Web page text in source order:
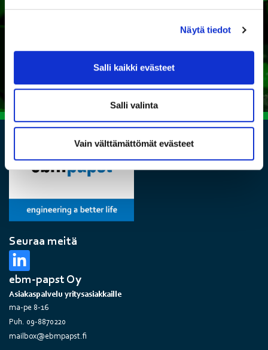
Näytä tiedot
Salli kaikki evästeet
Salli valinta
Vain välttämättömät evästeet
Ota yhteyttä
Seuraa meitä
ebm-papst Oy
Asiakaspalvelu yritysasiakkaille
ma-pe 8-16
Puh. 09-8870220
mailbox@ebmpapst.fi